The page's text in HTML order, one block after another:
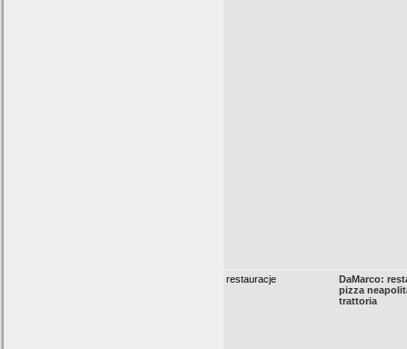
restauracje
DaMarco:
pizza
trattoria